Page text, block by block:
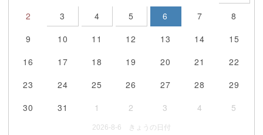
2
3 4 5 6 7
8
9
10 11 12 13 14
15
16
17 18 19 20 21
22
23
24 25 26 27 28
29
30
31 1 2 3 4 5
2026-8-6 きょうの日付